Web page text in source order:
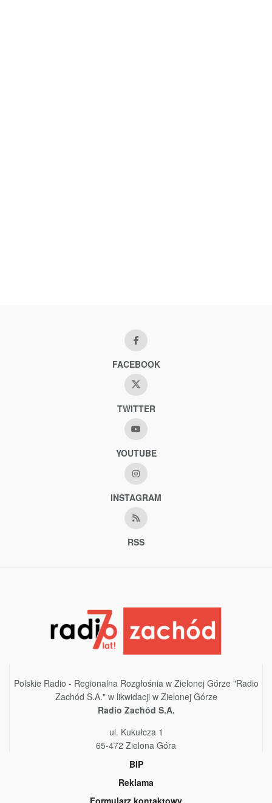
FACEBOOK
TWITTER
YOUTUBE
INSTAGRAM
RSS
Polskie Radio - Regionalna Rozgłośnia w Zielonej Górze "Radio
Zachód S.A." w likwidacji w Zielonej Górze
Radio Zachód S.A.
ul. Kukułcza 1
65-472 Zielona Góra
BIP
Reklama